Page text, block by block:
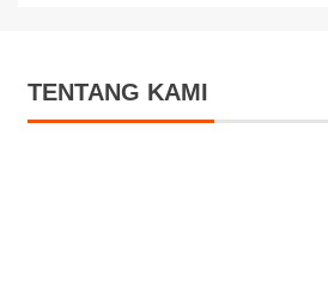
TENTANG KAMI